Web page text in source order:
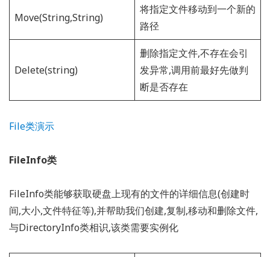
Move(String,String)
将指定文件移动到一个新的
路径
Delete(string)
删除指定文件,不存在会引
发异常,调用前最好先做判
断是否存在
File类演示
FileInfo类
FileInfo类能够获取硬盘上现有的文件的详细信息(创建时
间,大小,文件特征等),并帮助我们创建,复制,移动和删除文件,
与DirectoryInfo类相识,该类需要实例化